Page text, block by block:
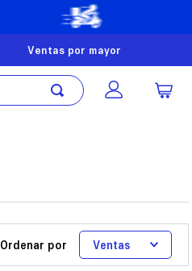
Ventas por mayor
Ordenar por Ventas